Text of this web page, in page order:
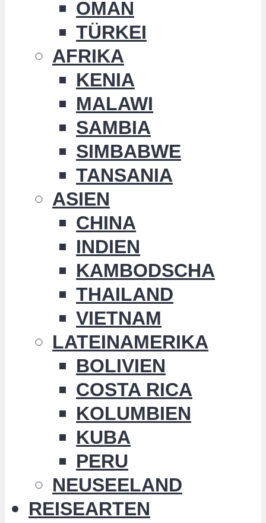
OMAN
TÜRKEI
AFRIKA
KENIA
MALAWI
SAMBIA
SIMBABWE
TANSANIA
ASIEN
CHINA
INDIEN
KAMBODSCHA
THAILAND
VIETNAM
LATEINAMERIKA
BOLIVIEN
COSTA RICA
KOLUMBIEN
KUBA
PERU
NEUSEELAND
REISEARTEN